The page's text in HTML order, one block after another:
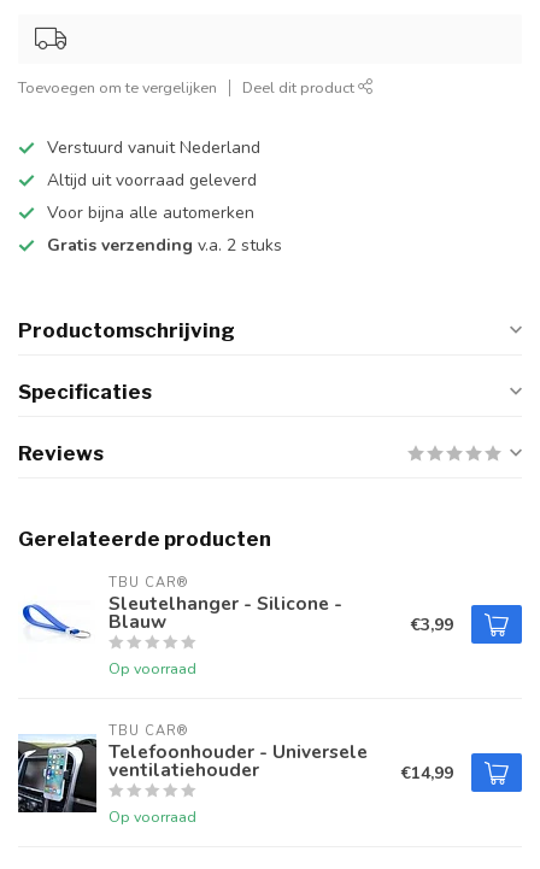
Toevoegen om te vergelijken Deel dit product
Verstuurd vanuit Nederland
Altijd uit voorraad geleverd
Voor bijna alle automerken
Gratis verzending v.a. 2 stuks
Productomschrijving
Specificaties
Reviews
Gerelateerde producten
TBU CAR®
Sleutelhanger - Silicone -
Blauw
Op voorraad
€3,99
TBU CAR®
Telefoonhouder - Universele
ventilatiehouder
Op voorraad
€14,99